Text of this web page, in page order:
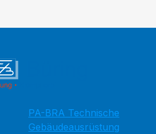
PA-BRA Technische
Gebäudeausrüstung